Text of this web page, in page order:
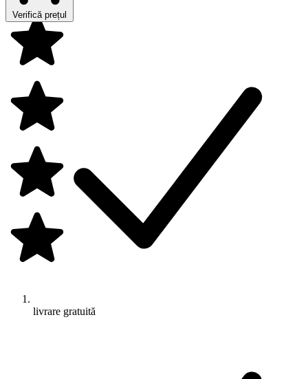
Verifică prețul
livrare gratuită